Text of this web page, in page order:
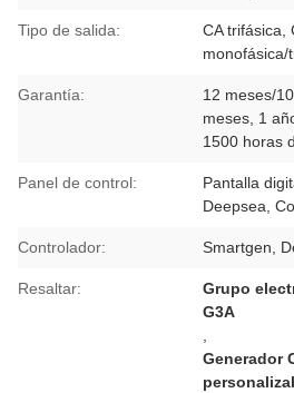
Tipo de salida:
CA trifásica,
monofásica/
Garantía:
12 meses/
meses, 1
1500 horas
Panel de control:
Pantalla
Deepsea,
Controlador: Smartgen,
Resaltar:
Grupo
G3A
Generador